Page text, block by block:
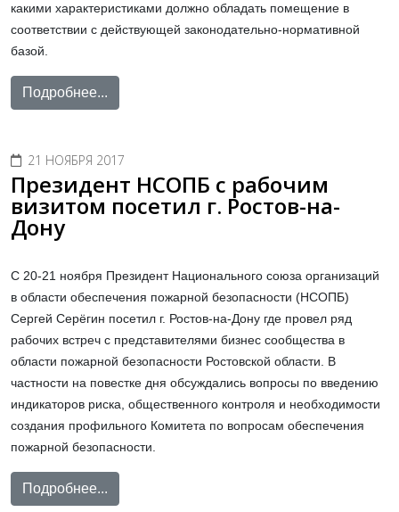
какими характеристиками должно обладать помещение в
соответствии с действующей законодательно-нормативной
базой.
Подробнее...
21 НОЯБРЯ 2017
Президент НСОПБ с рабочим
визитом посетил г. Ростов-на-
Дону
С 20-21 ноября Президент Национального союза организаций
в области обеспечения пожарной безопасности (НСОПБ)
Сергей Серёгин посетил г. Ростов-на-Дону где провел ряд
рабочих встреч с представителями бизнес сообщества в
области пожарной безопасности Ростовской области. В
частности на повестке дня обсуждались вопросы по введению
индикаторов риска, общественного контроля и необходимости
создания профильного Комитета по вопросам обеспечения
пожарной безопасности.
Подробнее...